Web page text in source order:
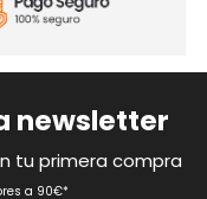
newsletter
tu primera compra
a 90€*